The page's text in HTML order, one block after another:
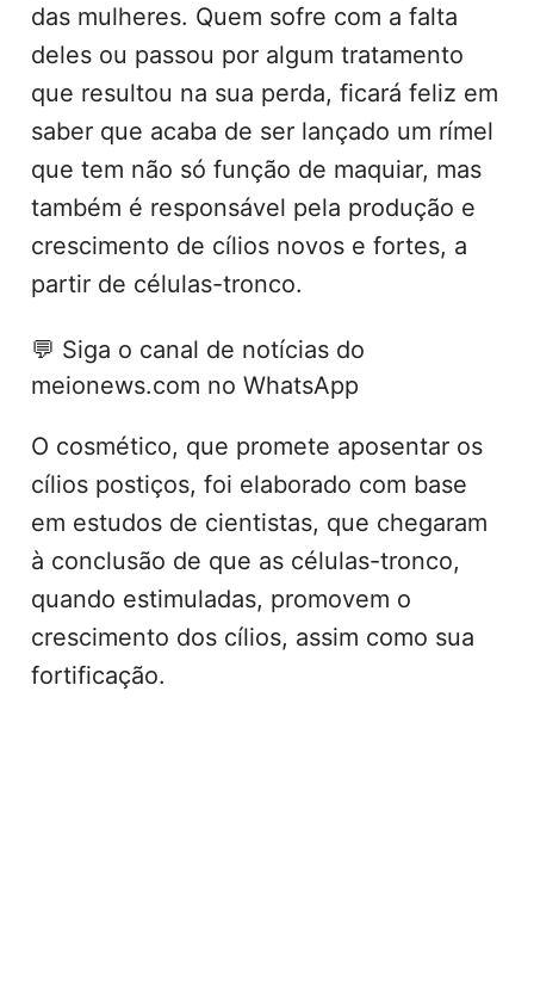
das mulheres. Quem sofre com a falta
deles ou passou por algum tratamento
que resultou na sua perda, ficará feliz em
saber que acaba de ser lançado um rímel
que tem não só função de maquiar, mas
também é responsável pela produção e
crescimento de cílios novos e fortes, a
partir de células-tronco.
💬 Siga o canal de notícias do
meionews.com no WhatsApp
O cosmético, que promete aposentar os
cílios postiços, foi elaborado com base
em estudos de cientistas, que chegaram
à conclusão de que as células-tronco,
quando estimuladas, promovem o
crescimento dos cílios, assim como sua
fortificação.